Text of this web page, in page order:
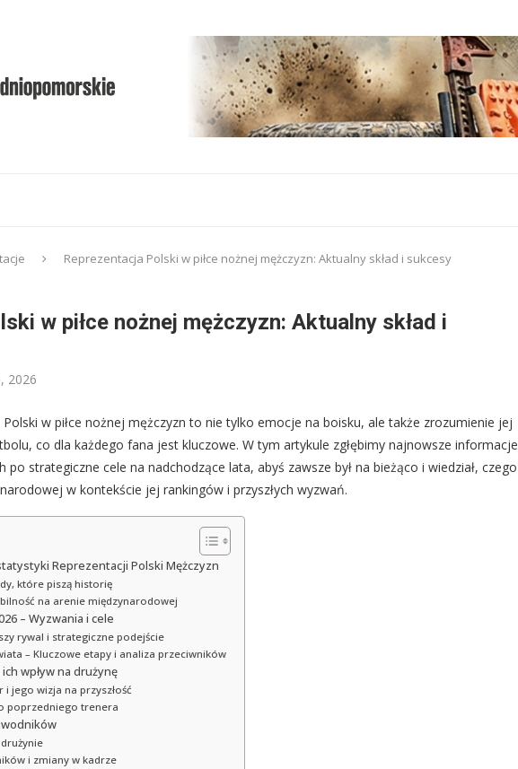
Reprezentacja Polski w piłce nożnej mężczyzn: Aktualny skład i sukcesy
w piłce nożnej mężczyzn: Aktualny skład i
2026
w piłce nożnej mężczyzn to nie tylko emocje na boisku, ale także zrozumienie jej
co dla każdego fana jest kluczowe. W tym artykule zgłębimy najnowsze informacje
strategiczne cele na nadchodzące lata, abyś zawsze był na bieżąco i wiedział, czego
w kontekście jej rankingów i przyszłych wyzwań.
Reprezentacji Polski Mężczyzn
które piszą historię
na arenie międzynarodowej
– Wyzwania i cele
rywal i strategiczne podejście
– Kluczowe etapy i analiza przeciwników
wpływ na drużynę
i jego wizja na przyszłość
poprzedniego trenera
i zmiany w kadrze